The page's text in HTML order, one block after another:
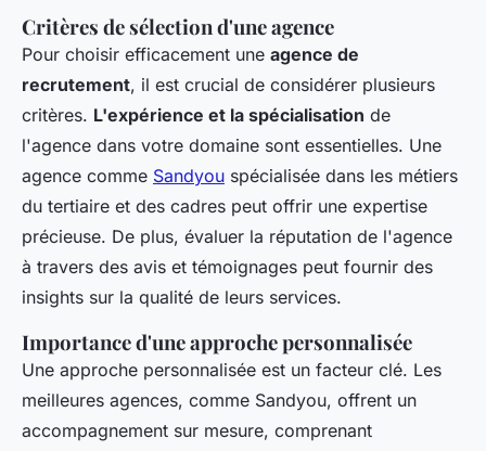
Critères de sélection d'une agence
Pour choisir efficacement une agence de
recrutement, il est crucial de considérer plusieurs
critères. L'expérience et la spécialisation de
l'agence dans votre domaine sont essentielles. Une
agence comme Sandyou spécialisée dans les métiers
du tertiaire et des cadres peut offrir une expertise
précieuse. De plus, évaluer la réputation de l'agence
à travers des avis et témoignages peut fournir des
insights sur la qualité de leurs services.
Importance d'une approche personnalisée
Une approche personnalisée est un facteur clé. Les
meilleures agences, comme Sandyou, offrent un
accompagnement sur mesure, comprenant